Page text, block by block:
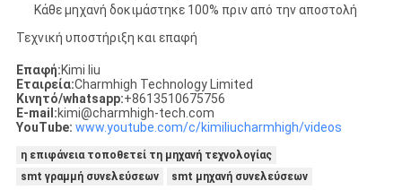
Κάθε μηχανή δοκιμάστηκε 100% πριν από την αποστολή
Τεχνική υποστήριξη και επαφή
Επαφή:Kimi liu
Εταιρεία:Charmhigh Technology Limited
Κινητό/whatsapp:+8613510675756
E-mail:kimi@charmhigh-tech.com
YouTube: www.youtube.com/c/kimiliucharmhigh/videos
η επιφάνεια τοποθετεί τη μηχανή τεχνολογίας
smt γραμμή συνελεύσεων
smt μηχανή συνελεύσεων